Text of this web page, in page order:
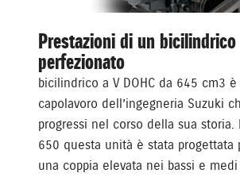
Prestazioni di un bicilindrico
perfezionato
bicilindrico a V DOHC da 645 cm3 è
capolavoro dell’ingegneria Suzuki
progressi nel corso della sua storia.
650 questa unità è stata progettata
una coppia elevata nei bassi e